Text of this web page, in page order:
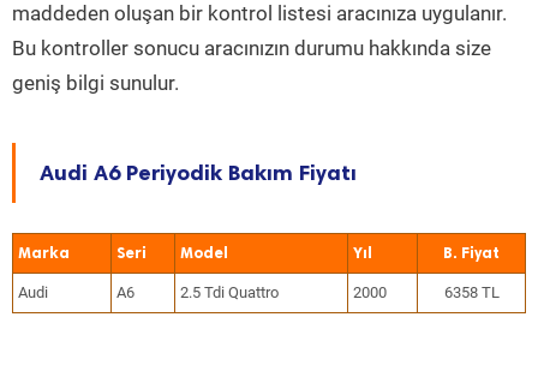
maddeden oluşan bir kontrol listesi aracınıza uygulanır.
Bu kontroller sonucu aracınızın durumu hakkında size
geniş bilgi sunulur.
Audi A6 Periyodik Bakım Fiyatı
Marka Seri Model Yıl
Audi A6 2.5 Tdi Quattro 2000 6358 TL